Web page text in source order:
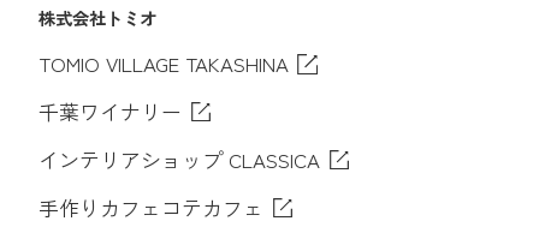
株式会社トミオ
TOMIO VILLAGE TAKASHINA
千葉ワイナリー
インテリアショップ CLASSICA
手作りカフェコテカフェ